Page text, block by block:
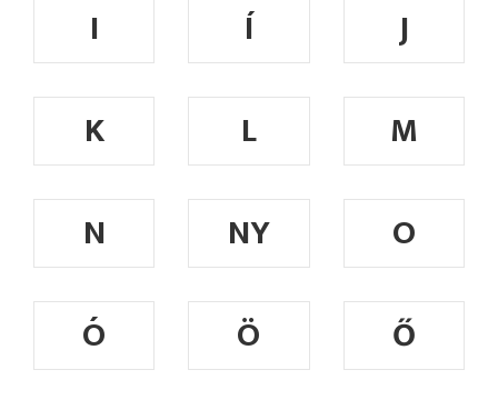
I
Í
J
K
L
M
N
NY
O
Ó
Ö Ő